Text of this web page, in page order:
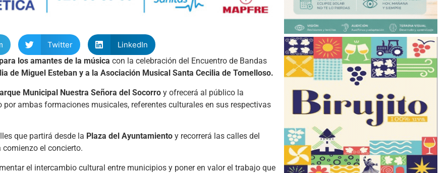
Twitter
LinkedIn
los amantes de la música con la celebración del Encuentro de Bandas
de Miguel Esteban y a la Asociación Musical Santa Cecilia de Tomelloso.
Municipal Nuestra Señora del Socorro y ofrecerá al público la
ambas formaciones musicales, referentes culturales en sus respectivas
que partirá desde la Plaza del Ayuntamiento y recorrerá las calles del
el concierto.
el intercambio cultural entre municipios y poner en valor el trabajo que